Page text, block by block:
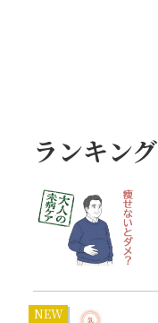
ランキング
NEW